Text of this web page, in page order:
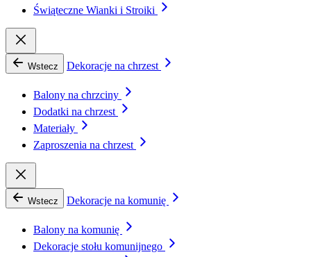
Świąteczne Wianki i Stroiki
Wstecz Dekoracje na chrzest
Balony na chrzciny
Dodatki na chrzest
Materiały
Zaproszenia na chrzest
Wstecz Dekoracje na komunię
Balony na komunię
Dekoracje stołu komunijnego